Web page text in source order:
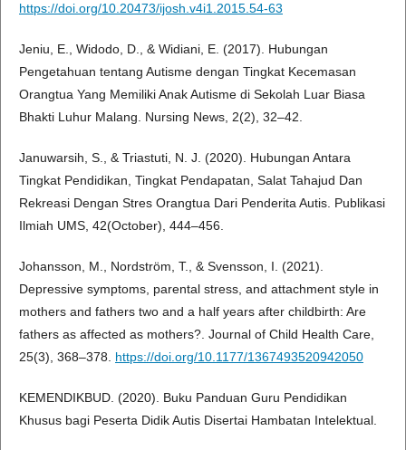
https://doi.org/10.20473/ijosh.v4i1.2015.54-63
Jeniu, E., Widodo, D., & Widiani, E. (2017). Hubungan
Pengetahuan tentang Autisme dengan Tingkat Kecemasan
Orangtua Yang Memiliki Anak Autisme di Sekolah Luar Biasa
Bhakti Luhur Malang. Nursing News, 2(2), 32–42.
Januwarsih, S., & Triastuti, N. J. (2020). Hubungan Antara
Tingkat Pendidikan, Tingkat Pendapatan, Salat Tahajud Dan
Rekreasi Dengan Stres Orangtua Dari Penderita Autis. Publikasi
Ilmiah UMS, 42(October), 444–456.
Johansson, M., Nordström, T., & Svensson, I. (2021).
Depressive symptoms, parental stress, and attachment style in
mothers and fathers two and a half years after childbirth: Are
fathers as affected as mothers?. Journal of Child Health Care,
25(3), 368–378. https://doi.org/10.1177/1367493520942050
KEMENDIKBUD. (2020). Buku Panduan Guru Pendidikan
Khusus bagi Peserta Didik Autis Disertai Hambatan Intelektual.